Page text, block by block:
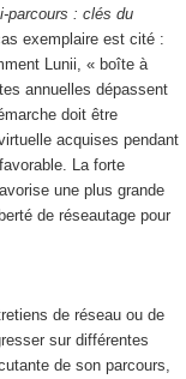
parcours : clés du
exemplaire est cité :
Lunii, « boîte à
annuelles dépassent
doit être
acquises pendant
La forte
une plus grande
de réseautage pour
de réseau ou de
sur différentes
de son parcours,